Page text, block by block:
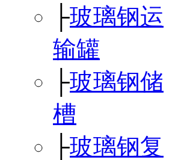
├玻璃钢运
输罐
├玻璃钢储
槽
├玻璃钢复